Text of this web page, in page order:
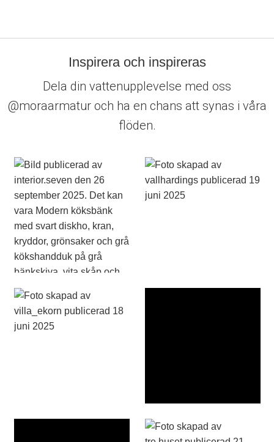
Inspirera och inspireras
Dela din vattenupplevelse med oss
@moraarmatur och ha en chans att synas i våra
flöden.